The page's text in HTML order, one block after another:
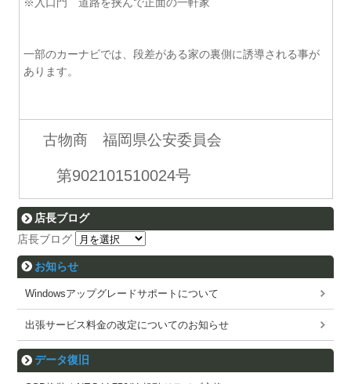
一部のカーナビでは、段差がある家の裏側に誘導される事が
あります。
古物商 福岡県公安委員会
第902101510024号
店長ブログ
店長ブログ
お知らせ
Windowsアップグレードサポートについて
出張サービス料金の改定についてのお知らせ
データ復旧